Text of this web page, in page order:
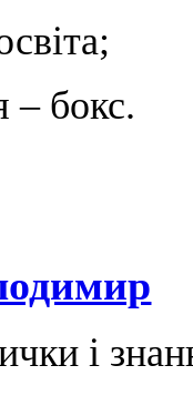
– бокс.
і